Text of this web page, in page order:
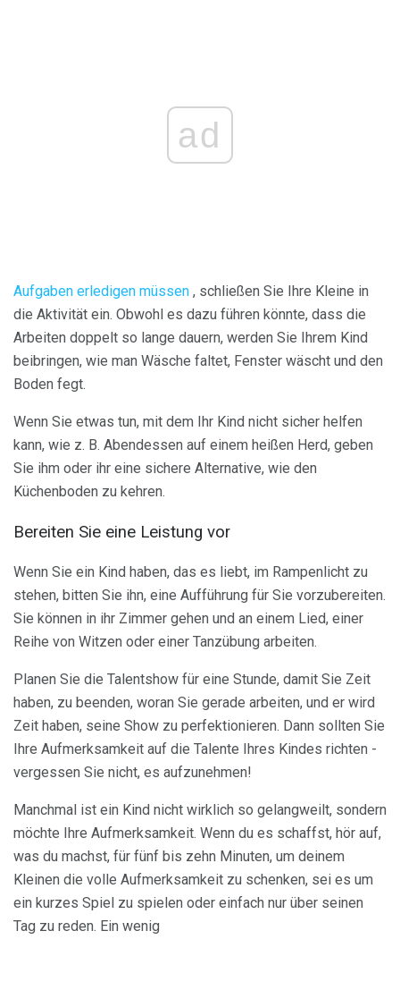
ad
Aufgaben erledigen müssen , schließen Sie Ihre Kleine in
die Aktivität ein. Obwohl es dazu führen könnte, dass die
Arbeiten doppelt so lange dauern, werden Sie Ihrem Kind
beibringen, wie man Wäsche faltet, Fenster wäscht und den
Boden fegt.
Wenn Sie etwas tun, mit dem Ihr Kind nicht sicher helfen
kann, wie z. B. Abendessen auf einem heißen Herd, geben
Sie ihm oder ihr eine sichere Alternative, wie den
Küchenboden zu kehren.
Bereiten Sie eine Leistung vor
Wenn Sie ein Kind haben, das es liebt, im Rampenlicht zu
stehen, bitten Sie ihn, eine Aufführung für Sie vorzubereiten.
Sie können in ihr Zimmer gehen und an einem Lied, einer
Reihe von Witzen oder einer Tanzübung arbeiten.
Planen Sie die Talentshow für eine Stunde, damit Sie Zeit
haben, zu beenden, woran Sie gerade arbeiten, und er wird
Zeit haben, seine Show zu perfektionieren. Dann sollten Sie
Ihre Aufmerksamkeit auf die Talente Ihres Kindes richten -
vergessen Sie nicht, es aufzunehmen!
Manchmal ist ein Kind nicht wirklich so gelangweilt, sondern
möchte Ihre Aufmerksamkeit. Wenn du es schaffst, hör auf,
was du machst, für fünf bis zehn Minuten, um deinem
Kleinen die volle Aufmerksamkeit zu schenken, sei es um
ein kurzes Spiel zu spielen oder einfach nur über seinen
Tag zu reden. Ein wenig